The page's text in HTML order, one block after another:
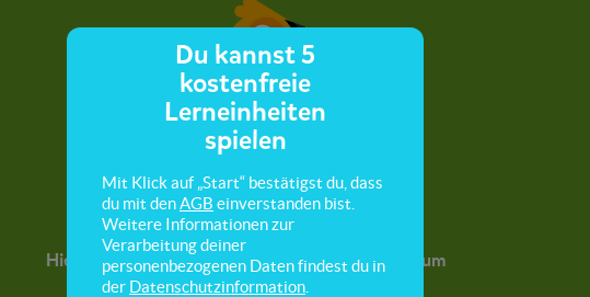
Tiere richtig versorgen
Hier lernst du, wie man sich verantwortungsvoll um
ein Haustier kümmert.
Du kannst 5
kostenfreie
Lerneinheiten
spielen
Mit Klick auf „Start“ bestätigst du, dass
du mit denAGB einverstanden bist.
Weitere Informationen zur
Verarbeitung deiner
personenbezogenen Daten findest du in
der Datenschutzinformation